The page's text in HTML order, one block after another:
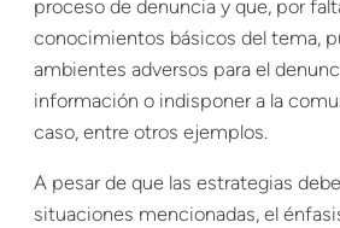
proceso de denuncia y que, por
conocimientos básicos del tema,
ambientes adversos para el
información o indisponer a la
caso, entre otros ejemplos.
A pesar de que las estrategias
situaciones mencionadas, el